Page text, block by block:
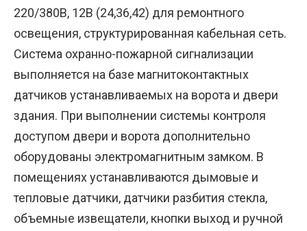
220/380В, 12В (24,36,42) для ремонтного
освещения, структурированная кабельная сеть.
Система охранно-пожарной сигнализации
выполняется на базе магнитоконтактных
датчиков устанавливаемых на ворота и двери
здания. При выполнении системы контроля
доступом двери и ворота дополнительно
оборудованы электромагнитным замком. В
помещениях устанавливаются дымовые и
тепловые датчики, датчики разбития стекла,
объемные извещатели, кнопки выход и ручной